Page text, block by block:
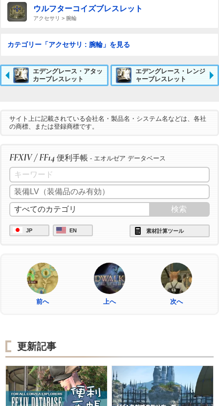
ウルフターコイズブレスレット
アクセサリ > 腕輪
カテゴリー「アクセサリ : 腕輪」を見る
エデングレース・アタッ
カーブレスレット
エデングレース・レンジ
ャーブレスレット
サイト上に記載されている会社名・製品名・システム名などは、各社
の商標、または登録商標です。
FFXIV / FF14 便利手帳 - エオルゼア データベース
JP EN 素材計算ツール
前へ 上へ 次へ
更新記事